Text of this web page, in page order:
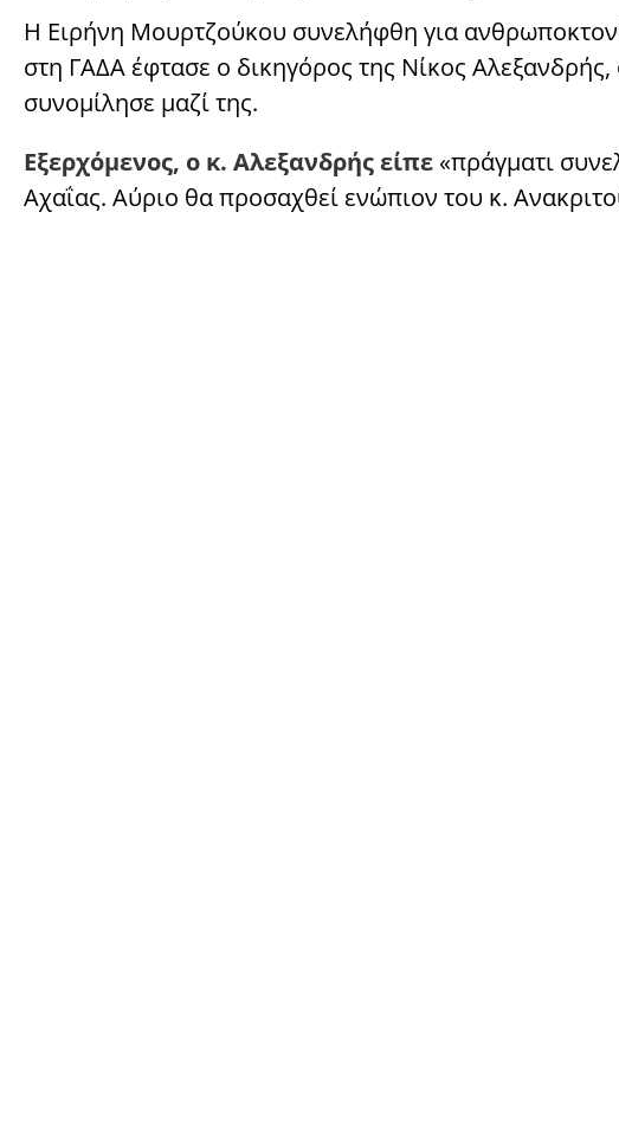
Η Ειρήνη Μουρτζούκου συνελήφθη για
στη ΓΑΔΑ έφτασε ο δικηγόρος της Νίκος
συνομίλησε μαζί της.
Εξερχόμενος, ο κ. Αλεξανδρής είπε «πράγματι
Αχαΐας. Αύριο θα προσαχθεί ενώπιον του κ.